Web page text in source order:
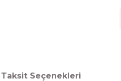
Taksit Seçenekleri